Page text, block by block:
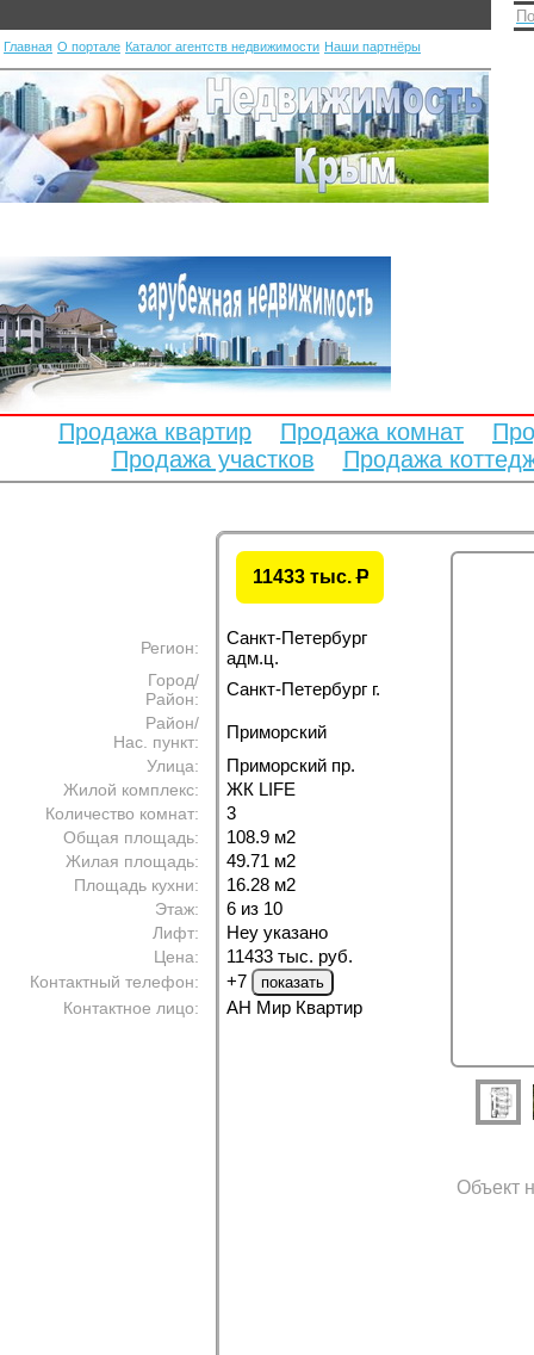
Главная О портале Каталог агентств недвижимости Наши партнёры
Продажа квартир Продажа комнат
Продажа участков
Продажа
11433 тыс.P
Регион:
Санкт-Петербург
адм.ц.
Город/
Район:
Санкт-Петербург г.
Район/
Нас. пункт:
Приморский
Улица: Приморский пр.
Жилой комплекс: ЖК LIFE
Количество комнат: 3
Общая площадь: 108.9 м2
Жилая площадь: 49.71 м2
Площадь кухни: 16.28 м2
Этаж: 6 из 10
Лифт: Неу указано
Цена: 11433 тыс. руб.
Контактный телефон: +7
Контактное лицо: АН Мир Квартир
Объект